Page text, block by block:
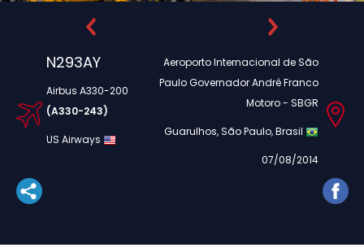
N293AY
Airbus A330-200
(A330-243)
US Airways
Aeroporto Internacional de São
Paulo Governador André Franco
Motoro - SBGR
Guarulhos, São Paulo, Brasil
07/08/2014